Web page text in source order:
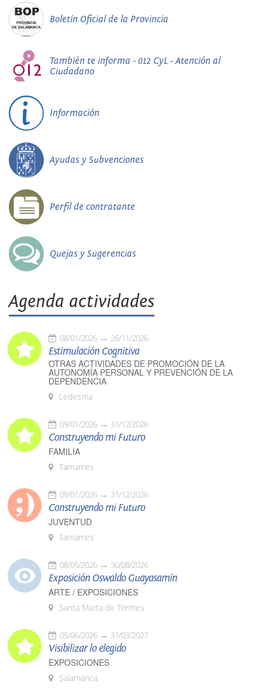
Boletín Oficial de la Provincia
También te informa - 012 CyL - Atención al
Ciudadano
Información
Ayudas y Subvenciones
Perfil de contratante
Quejas y Sugerencias
Agenda actividades
08/01/2026 26/11/2026
Estimulación Cognitiva
OTRAS ACTIVIDADES DE PROMOCIÓN DE LA
AUTONOMÍA PERSONAL Y PREVENCIÓN DE LA
DEPENDENCIA
Ledesma
09/01/2026 31/12/2026
Construyendo mi Futuro
FAMILIA
Tamames
09/01/2026 31/12/2026
Construyendo mi Futuro
JUVENTUD
Tamames
08/05/2026 30/08/2026
Exposición Oswaldo Guayasamín
ARTE / EXPOSICIONES
Santa Marta de Tormes
05/06/2026 31/03/2027
Visibilizar lo elegido
EXPOSICIONES
Salamanca